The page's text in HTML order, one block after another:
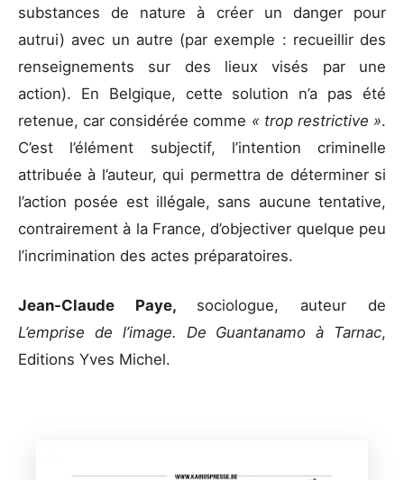
substances de nature à créer un danger pour
autrui) avec un autre (par exemple : recueillir des
renseignements sur des lieux visés par une
action). En Belgique, cette solution n’a pas été
retenue, car considérée comme « trop restrictive ».
C’est l’élément subjectif, l’intention criminelle
attribuée à l’auteur, qui permettra de déterminer si
l’action posée est illégale, sans aucune tentative,
contrairement à la France, d’objectiver quelque peu
l’incrimination des actes préparatoires.
Jean-Claude Paye, sociologue, auteur de
L’emprise de l’image. De Guantanamo à Tarnac,
Editions Yves Michel.